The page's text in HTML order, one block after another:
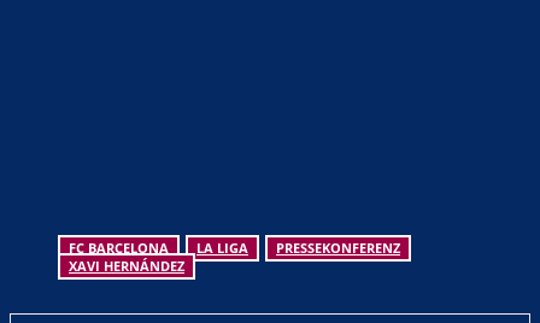
FC BARCELONA LA LIGA
PRESSEKONFERENZ
XAVI HERNÁNDEZ